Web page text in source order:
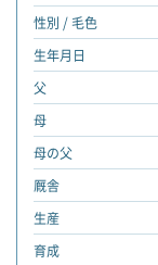
性別 / 毛色
生年月日
父
母
母の父
厩舎
生産
育成